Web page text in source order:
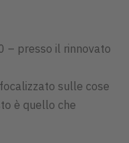
– presso il rinnovato
sulle cose
è quello che